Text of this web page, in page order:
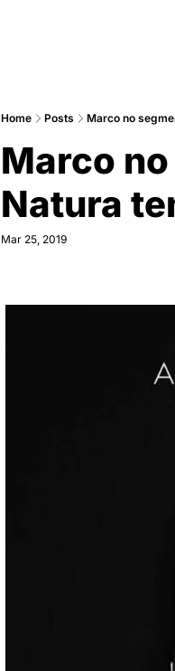
Home Posts Marco no
Marco
Natura
Mar 25, 2019